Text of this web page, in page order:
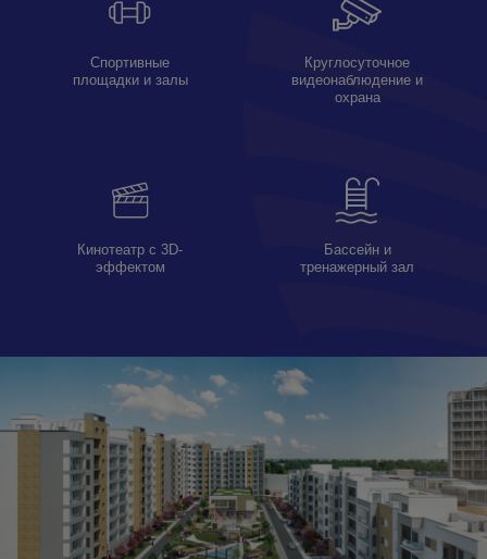
Спортивные
площадки и залы
Круглосуточное
видеонаблюдение и
охрана
Кинотеатр с 3D-
эффектом
Бассейн и
тренажерный зал